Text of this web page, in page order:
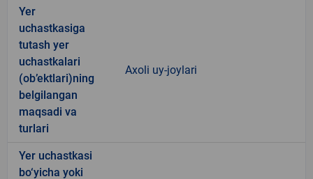
Yer
uchastkasiga
tutash yer
uchastkalari
(ob’ektlari)ning
belgilangan
maqsadi va
turlari
Axoli uy-joylari
Yer uchastkasi
bo‘yicha yoki